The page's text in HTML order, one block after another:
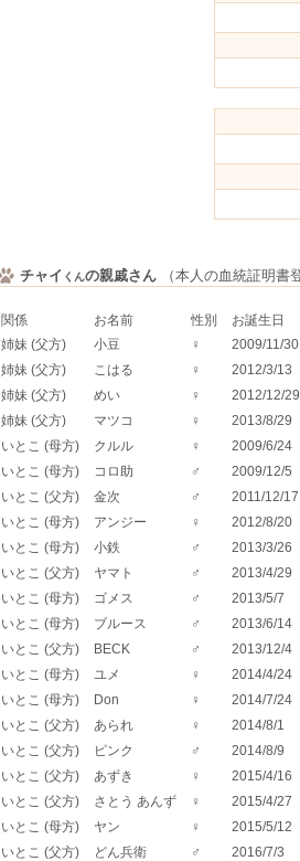
チャイ くんの親戚さん （本人の血統証明書
関係 お名前 性別 お誕生日
姉妹 (父方)
小豆 ♀ 2009/11/30
姉妹 (父方) こはる ♀ 2012/3/13
姉妹 (父方) めい ♀ 2012/12/29
姉妹 (父方) マツコ ♀ 2013/8/29
いとこ (母方) クルル ♀ 2009/6/24
いとこ (母方) コロ助 ♂ 2009/12/5
いとこ (父方) 金次 ♂ 2011/12/17
いとこ (母方) アンジー ♀ 2012/8/20
いとこ (母方) 小鉄 ♂ 2013/3/26
いとこ (父方) ヤマト ♂ 2013/4/29
いとこ (母方) ゴメス ♂ 2013/5/7
いとこ (母方) ブルース ♂ 2013/6/14
いとこ (父方) BECK ♂ 2013/12/4
いとこ (母方) ユメ ♀ 2014/4/24
いとこ (母方) Don ♀ 2014/7/24
いとこ (父方) あられ ♀ 2014/8/1
いとこ (父方) ピンク ♂ 2014/8/9
いとこ (父方) あずき ♀ 2015/4/16
いとこ (父方) さとう あんず ♀ 2015/4/27
いとこ (母方) ヤン ♀ 2015/5/12
いとこ (父方) どん兵衛 ♂ 2016/7/3